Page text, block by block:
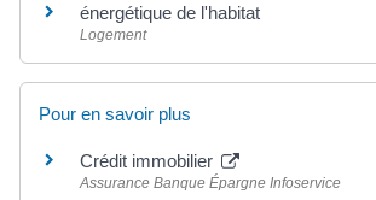
énergétique de l'habitat
Logement
Pour en savoir plus
Crédit immobilier
Assurance Banque Épargne Infoservice